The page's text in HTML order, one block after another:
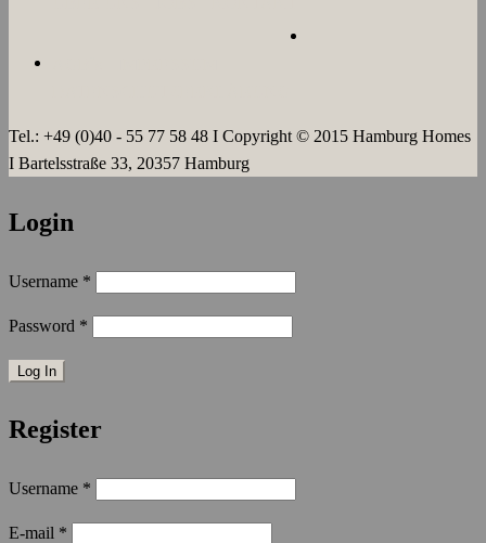
Tel.: +49 (0)40 - 55 77 58 48 I Copyright © 2015 Hamburg Homes
I Bartelsstraße 33, 20357 Hamburg
Login
Username *
Password *
Register
Username *
E-mail *